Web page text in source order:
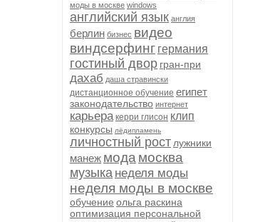
моды в москве windows
английский язык англия
берлин бизнес видео
виндсерфинг германия
гостиный двор гран-при
дахаб даша стравински
дистанционное обучение египет
законодательство интернет
карьера керри глисон клип
конкурсы лёдипламень
личностный рост лужники
манеж мода москва
музыка неделя моды
неделя моды в москве
обучение ольга раскина
оптимизация персональной